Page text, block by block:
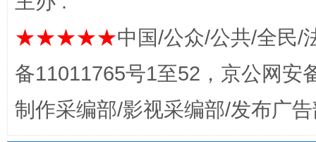
完善运行机制助力责任有效落实 一纸欠
★★★★★中国/公众/公共/全民/
备11011765号1至52，京公网安
制作采编部/影视采编部/发布广